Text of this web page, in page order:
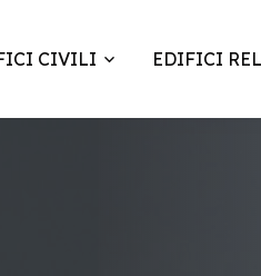
CIVILI EDIFICI